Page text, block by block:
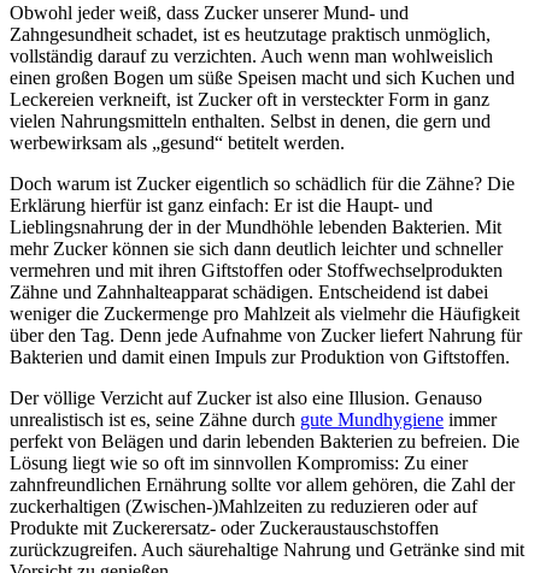
Obwohl jeder weiß, dass Zucker unserer Mund- und
Zahngesundheit schadet, ist es heutzutage praktisch unmöglich,
vollständig darauf zu verzichten. Auch wenn man wohlweislich
einen großen Bogen um süße Speisen macht und sich Kuchen und
Leckereien verkneift, ist Zucker oft in versteckter Form in ganz
vielen Nahrungsmitteln enthalten. Selbst in denen, die gern und
werbewirksam als „gesund“ betitelt werden.
Doch warum ist Zucker eigentlich so schädlich für die Zähne? Die
Erklärung hierfür ist ganz einfach: Er ist die Haupt- und
Lieblingsnahrung der in der Mundhöhle lebenden Bakterien. Mit
mehr Zucker können sie sich dann deutlich leichter und schneller
vermehren und mit ihren Giftstoffen oder Stoffwechselprodukten
Zähne und Zahnhalteapparat schädigen. Entscheidend ist dabei
weniger die Zuckermenge pro Mahlzeit als vielmehr die Häufigkeit
über den Tag. Denn jede Aufnahme von Zucker liefert Nahrung für
Bakterien und damit einen Impuls zur Produktion von Giftstoffen.
Der völlige Verzicht auf Zucker ist also eine Illusion. Genauso
unrealistisch ist es, seine Zähne durch gute Mundhygiene immer
perfekt von Belägen und darin lebenden Bakterien zu befreien. Die
Lösung liegt wie so oft im sinnvollen Kompromiss: Zu einer
zahnfreundlichen Ernährung sollte vor allem gehören, die Zahl der
zuckerhaltigen (Zwischen-)Mahlzeiten zu reduzieren oder auf
Produkte mit Zuckerersatz- oder Zuckeraustauschstoffen
zurückzugreifen. Auch säurehaltige Nahrung und Getränke sind mit